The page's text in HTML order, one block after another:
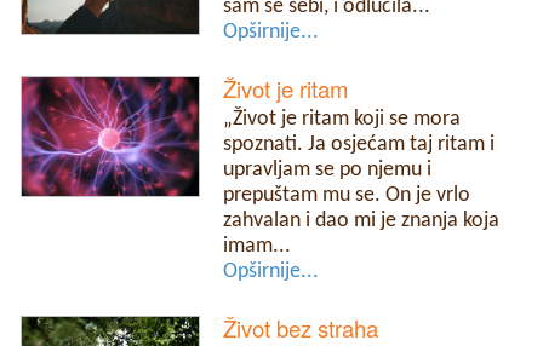
sam se sebi, i odlučila...
Opširnije...
Život je ritam
„Život je ritam koji se mora
spoznati. Ja osjećam taj ritam i
upravljam se po njemu i
prepuštam mu se. On je vrlo
zahvalan i dao mi je znanja koja
imam...
Opširnije...
Život bez straha